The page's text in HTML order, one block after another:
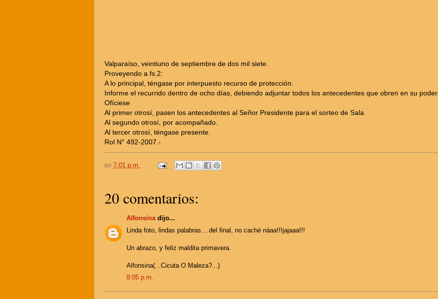
Valparaíso, veintiuno de septiembre de dos mil siete.
Proveyendo a fs.2:
A lo principal, téngase por interpuesto recurso de protección.
Informe el recurrido dentro de ocho días, debiendo adjuntar todos los antecedentes que obren en su poder.
Ofíciese
Al primer otrosí, pasen los antecedentes al Señor Presidente para el sorteo de Sala.
Al segundo otrosí, por acompañado.
Al tercer otrosí, téngase presente.
Rol N° 492-2007.-
en 7:01 p.m.
20 comentarios:
Alfonsinadijo...
Linda foto, lindas palabras... del final, no caché náaa!!!jajaaa!!!
Un abrazo, y feliz maldita primavera.
Alfonsina(...Cicuta O Maleza?...)
8:05 p.m.